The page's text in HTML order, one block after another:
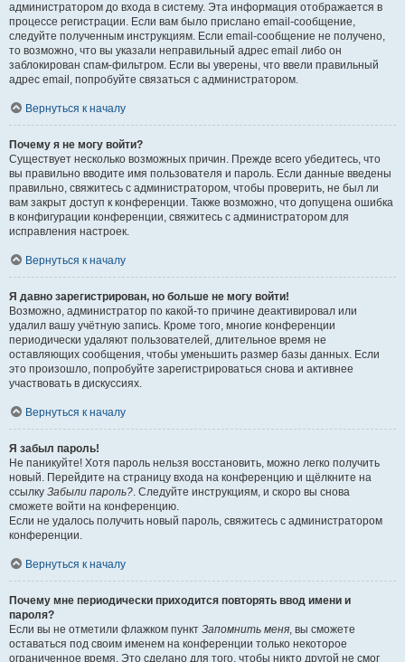
администратором до входа в систему. Эта информация отображается в
процессе регистрации. Если вам было прислано email-сообщение,
следуйте полученным инструкциям. Если email-сообщение не получено,
то возможно, что вы указали неправильный адрес email либо он
заблокирован спам-фильтром. Если вы уверены, что ввели правильный
адрес email, попробуйте связаться с администратором.
Вернуться к началу
Почему я не могу войти?
Существует несколько возможных причин. Прежде всего убедитесь, что
вы правильно вводите имя пользователя и пароль. Если данные введены
правильно, свяжитесь с администратором, чтобы проверить, не был ли
вам закрыт доступ к конференции. Также возможно, что допущена ошибка
в конфигурации конференции, свяжитесь с администратором для
исправления настроек.
Вернуться к началу
Я давно зарегистрирован, но больше не могу войти!
Возможно, администратор по какой-то причине деактивировал или
удалил вашу учётную запись. Кроме того, многие конференции
периодически удаляют пользователей, длительное время не
оставляющих сообщения, чтобы уменьшить размер базы данных. Если
это произошло, попробуйте зарегистрироваться снова и активнее
участвовать в дискуссиях.
Вернуться к началу
Я забыл пароль!
Не паникуйте! Хотя пароль нельзя восстановить, можно легко получить
новый. Перейдите на страницу входа на конференцию и щёлкните на
ссылку Забыли пароль?. Следуйте инструкциям, и скоро вы снова
сможете войти на конференцию.
Если не удалось получить новый пароль, свяжитесь с администратором
конференции.
Вернуться к началу
Почему мне периодически приходится повторять ввод имени и
пароля?
Если вы не отметили флажком пункт Запомнить меня, вы сможете
оставаться под своим именем на конференции только некоторое
ограниченное время. Это сделано для того, чтобы никто другой не смог